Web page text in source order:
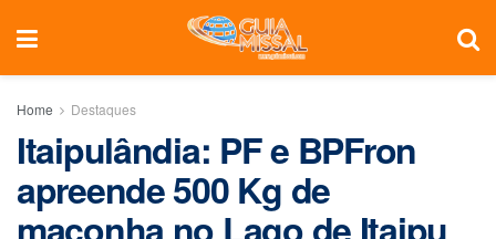
Home Destaques
Itaipulândia: PF e BPFron
apreende 500 Kg de